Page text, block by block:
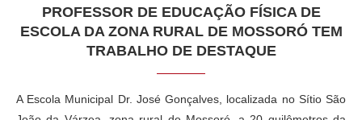
PROFESSOR DE EDUCAÇÃO FÍSICA DE
ESCOLA DA ZONA RURAL DE MOSSORÓ TEM
TRABALHO DE DESTAQUE
A Escola Municipal Dr. José Gonçalves, localizada no Sítio São